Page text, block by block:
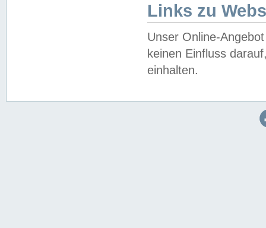
Links zu
Unser Online-
keinen Einfluss
einhalten.